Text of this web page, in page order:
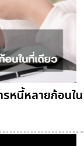
หนี้หลายก้อนใน